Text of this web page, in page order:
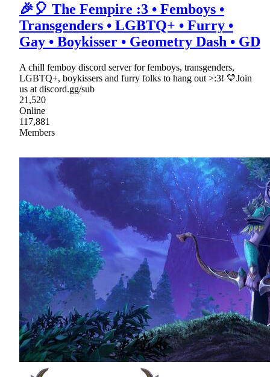
🎉🎈 The Fempire :3 • Femboys •
Transgenders • LGBTQ+ • Furry •
Gay • Boykisser • Geometry Dash • GD
A chill femboy discord server for femboys, transgenders,
LGBTQ+, boykissers and furry folks to hang out >:3! 💛Join
us at discord.gg/sub
21,520
Online
117,881
Members